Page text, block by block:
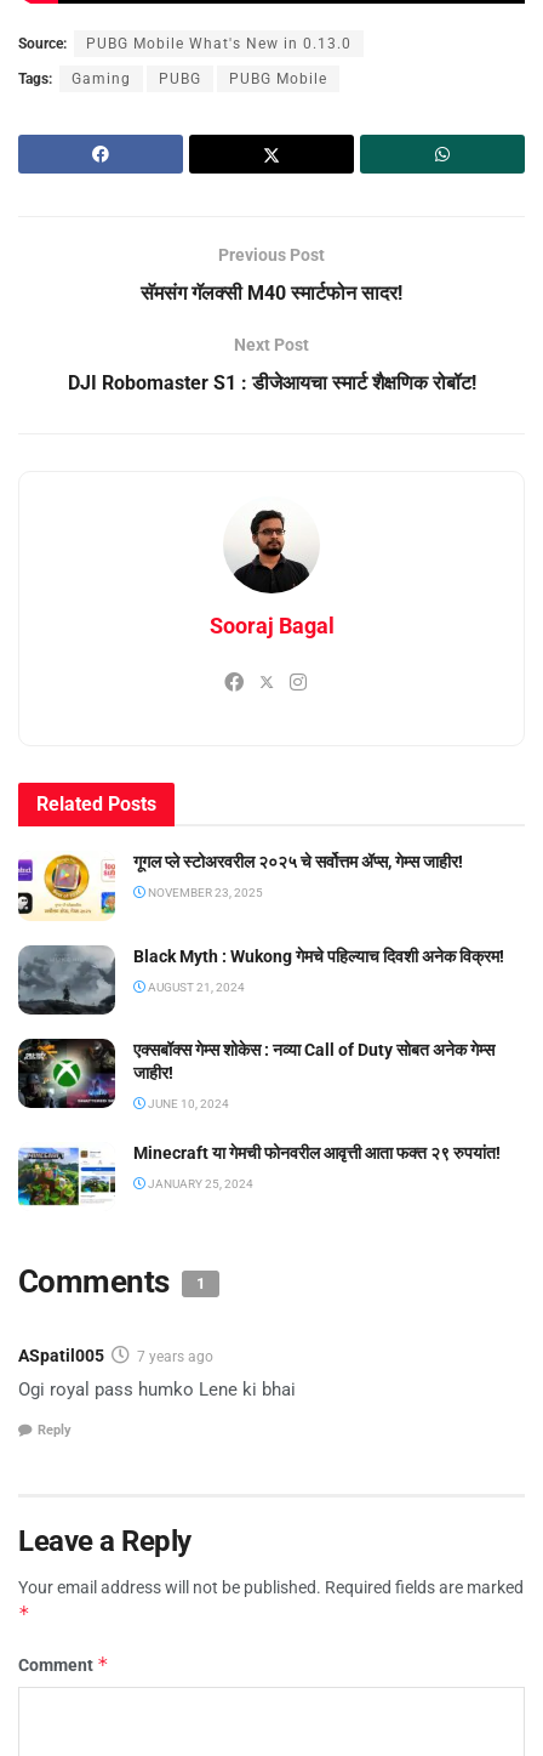
Source: PUBG Mobile What's New in 0.13.0
Tags: Gaming PUBG PUBG Mobile
Previous Post
सॅमसंग गॅलक्सी M40 स्मार्टफोन सादर!
Next Post
DJI Robomaster S1 : डीजेआयचा स्मार्ट शैक्षणिक रोबॉट!
Sooraj Bagal
Related Posts
गूगल प्ले स्टोअरवरील २०२५ चे सर्वोत्तम ॲप्स, गेम्स जाहीर!
NOVEMBER 23, 2025
Black Myth : Wukong गेमचे पहिल्याच दिवशी अनेक विक्रम!
AUGUST 21, 2024
एक्सबॉक्स गेम्स शोकेस : नव्या Call of Duty सोबत अनेक गेम्स
जाहीर!
JUNE 10, 2024
Minecraft या गेमची फोनवरील आवृत्ती आता फक्त २९ रुपयांत!
JANUARY 25, 2024
Comments 1
ASpatil005 7 years ago
Ogi royal pass humko Lene ki bhai
Reply
Leave a Reply
Your email address will not be published. Required fields are marked
*
Comment *